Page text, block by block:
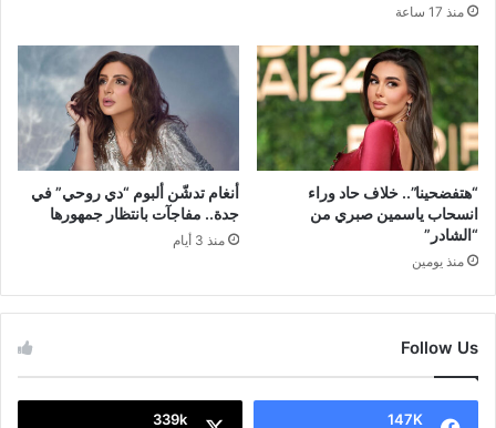
منذ 17 ساعة
“هتفضحينا”.. خلاف حاد وراء
انسحاب ياسمين صبري من
“الشادر”
منذ يومين
أنغام تدشّن ألبوم “دي روحي” في
جدة.. مفاجآت بانتظار جمهورها
منذ 3 أيام
Follow Us
147K
339k